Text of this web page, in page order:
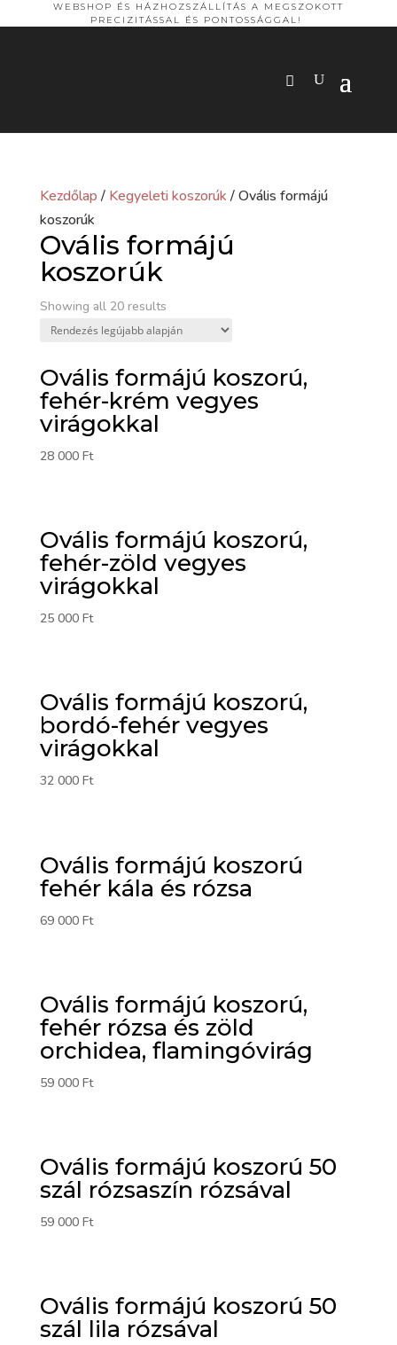
WEBSHOP ÉS HÁZHOZSZÁLLÍTÁS A MEGSZOKOTT
PRECIZITÁSSAL ÉS PONTOSSÁGGAL!
Kezdőlap / Kegyeleti koszorúk / Ovális formájú
koszorúk
Ovális formájú
koszorúk
Showing all 20 resultsSorted
by
Ovális formájú koszorú,
fehér-krém vegyes
virágokkal
28 000 Ft
Ovális formájú koszorú,
fehér-zöld vegyes
virágokkal
25 000 Ft
Ovális formájú koszorú,
bordó-fehér vegyes
virágokkal
32 000 Ft
Ovális formájú koszorú
fehér kála és rózsa
69 000 Ft
Ovális formájú koszorú,
fehér rózsa és zöld
orchidea, flamingóvirág
59 000 Ft
Ovális formájú koszorú 50
szál rózsaszín rózsával
59 000 Ft
Ovális formájú koszorú 50
szál lila rózsával